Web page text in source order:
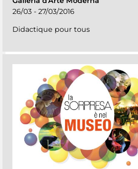
26/03 - 27/03/2016
Didactique pour tous